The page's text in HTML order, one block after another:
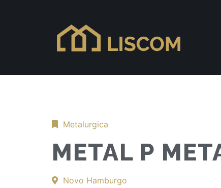
Metalurgica
METAL P
Novo Hamburgo